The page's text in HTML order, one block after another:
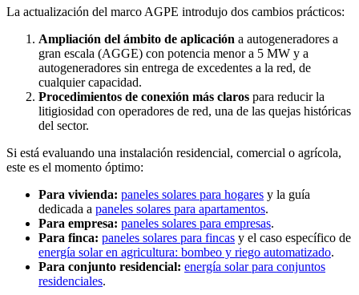
La actualización del marco AGPE introdujo dos cambios prácticos:
Ampliación del ámbito de aplicación a autogeneradores a
gran escala (AGGE) con potencia menor a 5 MW y a
autogeneradores sin entrega de excedentes a la red, de
cualquier capacidad.
Procedimientos de conexión más claros para reducir la
litigiosidad con operadores de red, una de las quejas históricas
del sector.
Si está evaluando una instalación residencial, comercial o agrícola,
este es el momento óptimo:
Para vivienda: paneles solares para hogares y la guía
dedicada a paneles solares para apartamentos.
Para empresa: paneles solares para empresas.
Para finca: paneles solares para fincas y el caso específico de
energía solar en agricultura: bombeo y riego automatizado.
Para conjunto residencial: energía solar para conjuntos
residenciales.